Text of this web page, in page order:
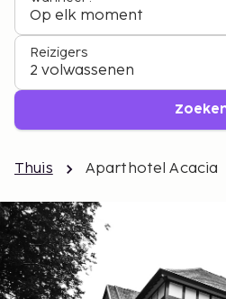
Op elk moment
Reizigers
2 volwassenen
Thuis Aparthotel Acacia